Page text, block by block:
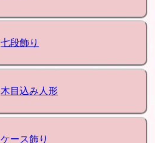
七段飾り
木目込み人形
ケース飾り